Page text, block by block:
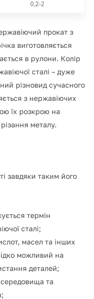
0,2-2
прокат з
виготовляється
в рулони. Колір
сталі – дуже
різновид сучасного
з нержавіючих
їх розкрою на
металу.
завдяки таким його
термін
сталі;
масел та інших
можливий на
деталей;
середовища та